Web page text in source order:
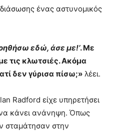
ένας αστυνομικός
εδώ, άσε με!’. Με
τις κλωτσιές. Ακόμα
δεν γύρισα πίσω;» λέει.
Radford είχε υπηρετήσει
κάνει ανάνηψη. Όπως
σταμάτησαν στην